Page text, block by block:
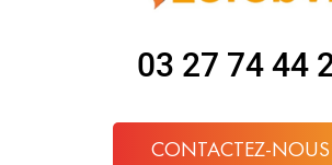
03 27 74 44
CONTACTEZ-